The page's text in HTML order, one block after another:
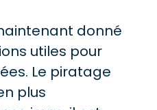
donné
utiles pour
Le piratage
plus